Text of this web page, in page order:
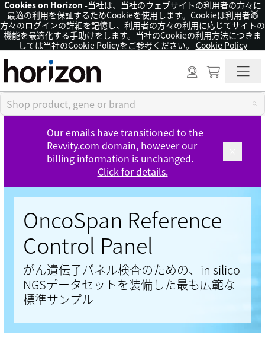
Cookies on Horizon -当社は、当社のウェブサイトの利用者の方々に
最適の利用を保証するためCookieを使用します。Cookieは利用者の
方々のログインの詳細を記憶し、利用者の方々の利用に応じてサイトの
機能を最適化する手助けをします。当社のCookieの利用方法につきま
しては当社のCookie Policyをご参考ください。 Cookie Policy
×
Our emails have transitioned to the
Revvity.com domain, however our
billing information is unchanged.
Click for details.
OncoSpan Reference
Control Panel
がん遺伝子パネル検査のための、in silico
NGSデータセットを装備した最も広範な
標準サンプル